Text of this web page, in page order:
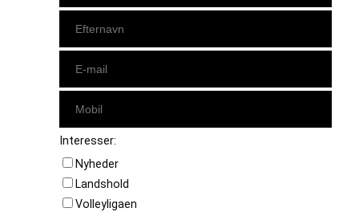
Interesser:
Nyheder
Landshold
Volleyligaen